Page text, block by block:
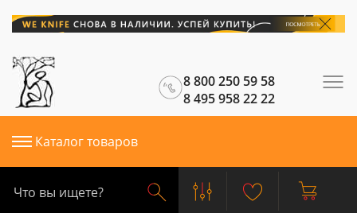
8 800 250 59 58
8 495 958 22 22
Каталог товаров